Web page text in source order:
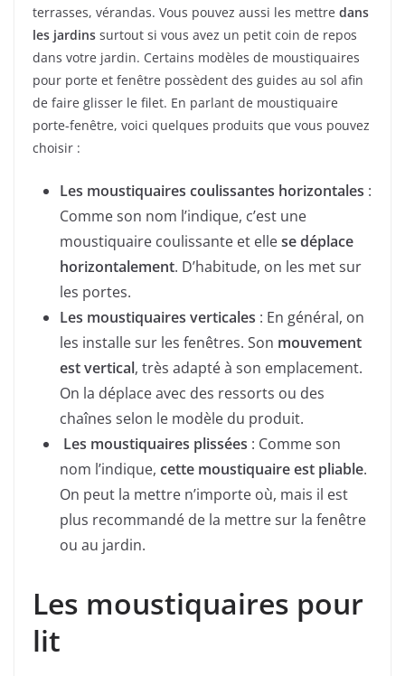
terrasses, vérandas. Vous pouvez aussi les mettre dans
les jardins surtout si vous avez un petit coin de repos
dans votre jardin. Certains modèles de moustiquaires
pour porte et fenêtre possèdent des guides au sol afin
de faire glisser le filet. En parlant de moustiquaire
porte-fenêtre, voici quelques produits que vous pouvez
choisir :
Les moustiquaires coulissantes horizontales :
Comme son nom l’indique, c’est une
moustiquaire coulissante et ellese déplace
horizontalement. D’habitude, on les met sur
les portes.
Les moustiquaires verticales : En général, on
les installe sur les fenêtres. Son mouvement
est vertical, très adapté à son emplacement.
On la déplace avec des ressorts ou des
chaînes selon le modèle du produit.
Les moustiquaires plissées : Comme son
nom l’indique, cette moustiquaire est pliable.
On peut la mettre n’importe où, mais il est
plus recommandé de la mettre sur la fenêtre
ou au jardin.
Les moustiquaires pour
lit